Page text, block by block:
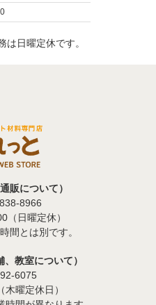
日曜定休です。
販について）
8966
（日曜定休）
間とは別です。
教室について）
6075
曜定休日）